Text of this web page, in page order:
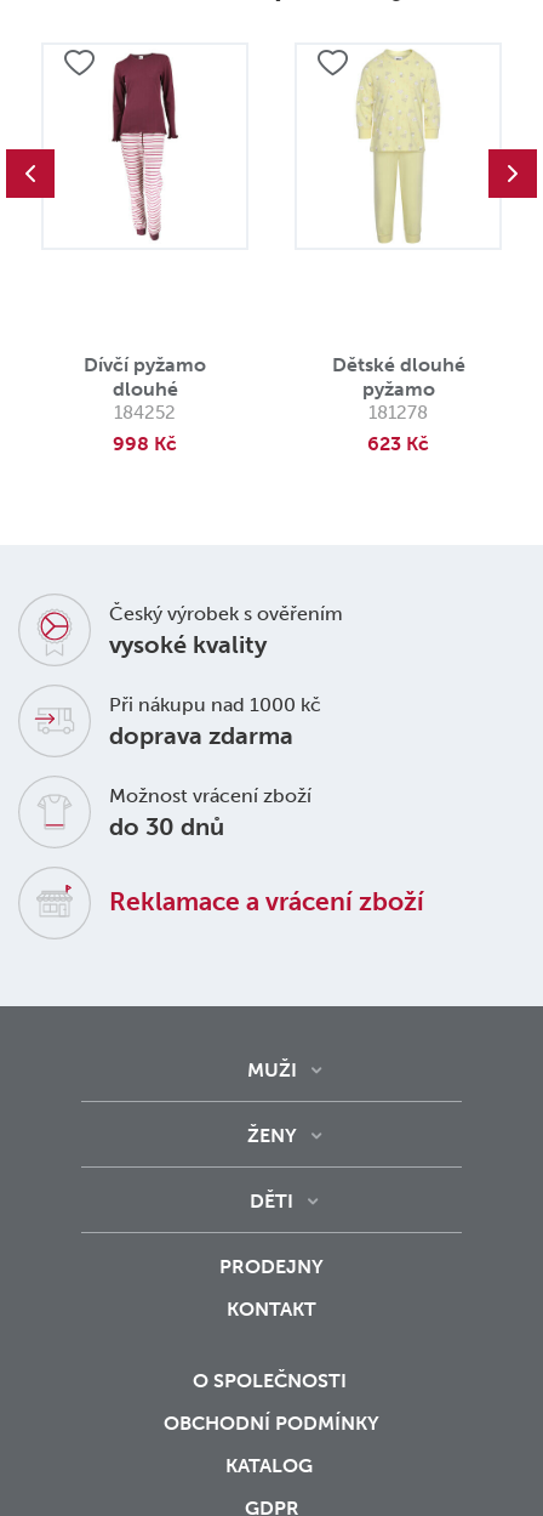
Dívčí pyžamo
dlouhé
184252
998 Kč
Dětské dlouhé
pyžamo
181278
623 Kč
Český výrobek s ověřením
vysoké kvality
Při nákupu nad 1000 kč
doprava zdarma
Možnost vrácení zboží
do 30 dnů
Reklamace a vrácení zboží
MUŽI
ŽENY
DĚTI
PRODEJNY
KONTAKT
O SPOLEČNOSTI
OBCHODNÍ PODMÍNKY
KATALOG
GDPR